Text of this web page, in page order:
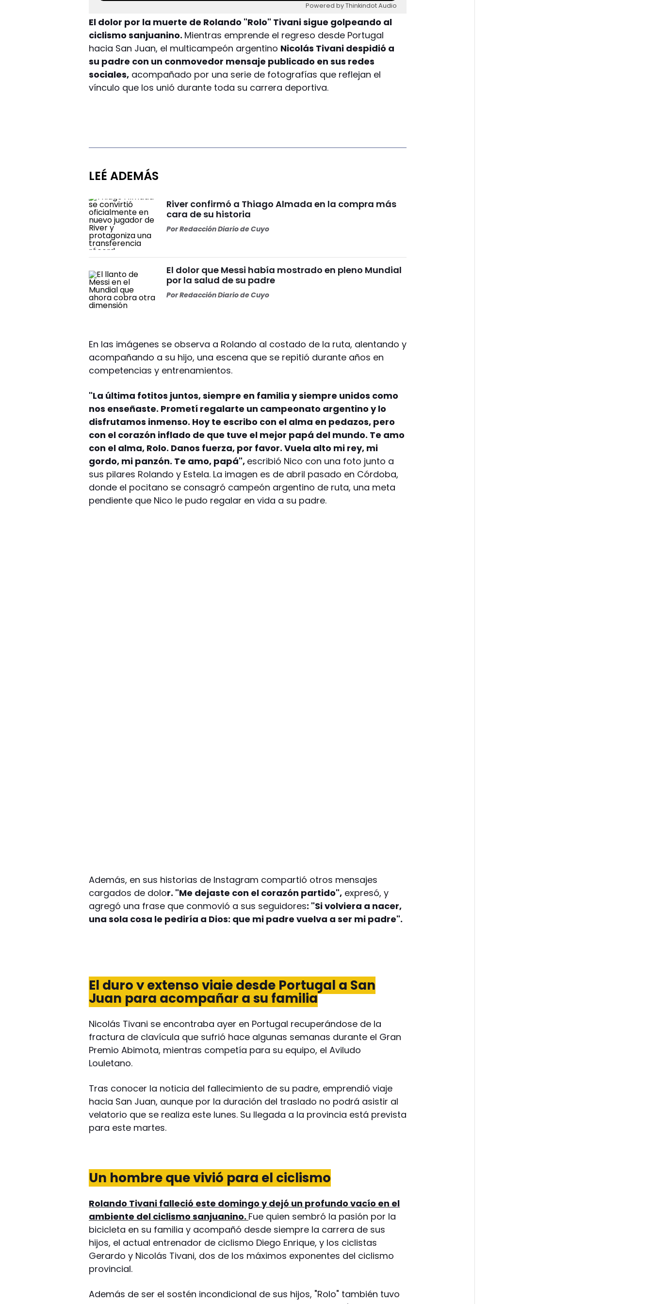
Powered by Thinkindot Audio
El dolor por la muerte de Rolando "Rolo" Tivani sigue golpeando al
ciclismo sanjuanino. Mientras emprende el regreso desde Portugal
hacia San Juan, el multicampeón argentino Nicolás Tivani despidió a
su padre con un conmovedor mensaje publicado en sus redes
sociales, acompañado por una serie de fotografías que reflejan el
vínculo que los unió durante toda su carrera deportiva.
LEÉ ADEMÁS
River confirmó a Thiago Almada en la compra más
cara de su historia
PorRedacción Diario de Cuyo
El dolor que Messi había mostrado en pleno Mundial
por la salud de su padre
PorRedacción Diario de Cuyo
En las imágenes se observa a Rolando al costado de la ruta, alentando y
acompañando a su hijo, una escena que se repitió durante años en
competencias y entrenamientos.
"La última fotitos juntos, siempre en familia y siempre unidos como
nos enseñaste. Prometí regalarte un campeonato argentino y lo
disfrutamos inmenso. Hoy te escribo con el alma en pedazos, pero
con el corazón inflado de que tuve el mejor papá del mundo. Te amo
con el alma, Rolo. Danos fuerza, por favor. Vuela alto mi rey, mi
gordo, mi panzón. Te amo, papá", escribió Nico con una foto junto a
sus pilares Rolando y Estela. La imagen es de abril pasado en Córdoba,
donde el pocitano se consagró campeón argentino de ruta, una meta
pendiente que Nico le pudo regalar en vida a su padre.
Además, en sus historias de Instagram compartió otros mensajes
cargados de dolor. "Me dejaste con el corazón partido", expresó, y
agregó una frase que conmovió a sus seguidores: "Si volviera a nacer,
una sola cosa le pediría a Dios: que mi padre vuelva a ser mi padre".
El duro y extenso viaje desde Portugal a San
Juan para acompañar a su familia
Nicolás Tivani se encontraba ayer en Portugal recuperándose de la
fractura de clavícula que sufrió hace algunas semanas durante el Gran
Premio Abimota, mientras competía para su equipo, el Aviludo
Louletano.
Tras conocer la noticia del fallecimiento de su padre, emprendió viaje
hacia San Juan, aunque por la duración del traslado no podrá asistir al
velatorio que se realiza este lunes. Su llegada a la provincia está prevista
para este martes.
Un hombre que vivió para el ciclismo
Rolando Tivani falleció este domingo y dejó un profundo vacío en el
ambiente del ciclismo sanjuanino. Fue quien sembró la pasión por la
bicicleta en su familia y acompañó desde siempre la carrera de sus
hijos, el actual entrenador de ciclismo Diego Enrique, y los ciclistas
Gerardo y Nicolás Tivani, dos de los máximos exponentes del ciclismo
provincial.
Además de ser el sostén incondicional de sus hijos, "Rolo" también tuvo